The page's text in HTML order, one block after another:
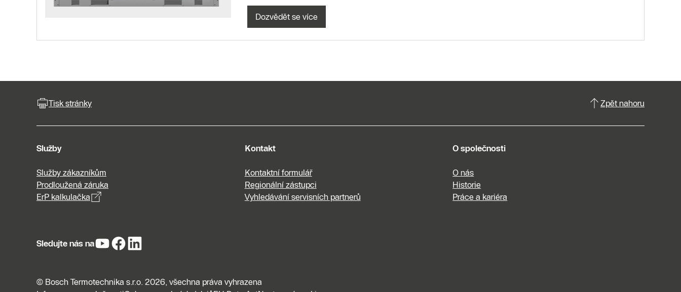
Dozvědět se více
Tisk stránky Zpět nahoru
Služby
Služby zákazníkům
Prodloužená záruka
ErP kalkulačka
Kontakt
Kontaktní formulář
Regionální zástupci
Vyhledávání servisních partnerů
O společnosti
O nás
Historie
Práce a kariéra
Sledujte nás na
© Bosch Termotechnika s.r.o. 2026, všechna práva vyhrazena